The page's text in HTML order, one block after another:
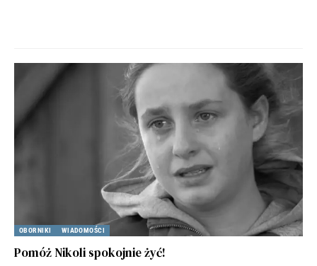
OBORNIKI WIADOMOŚCI
Pomóż Nikoli spokojnie żyć!